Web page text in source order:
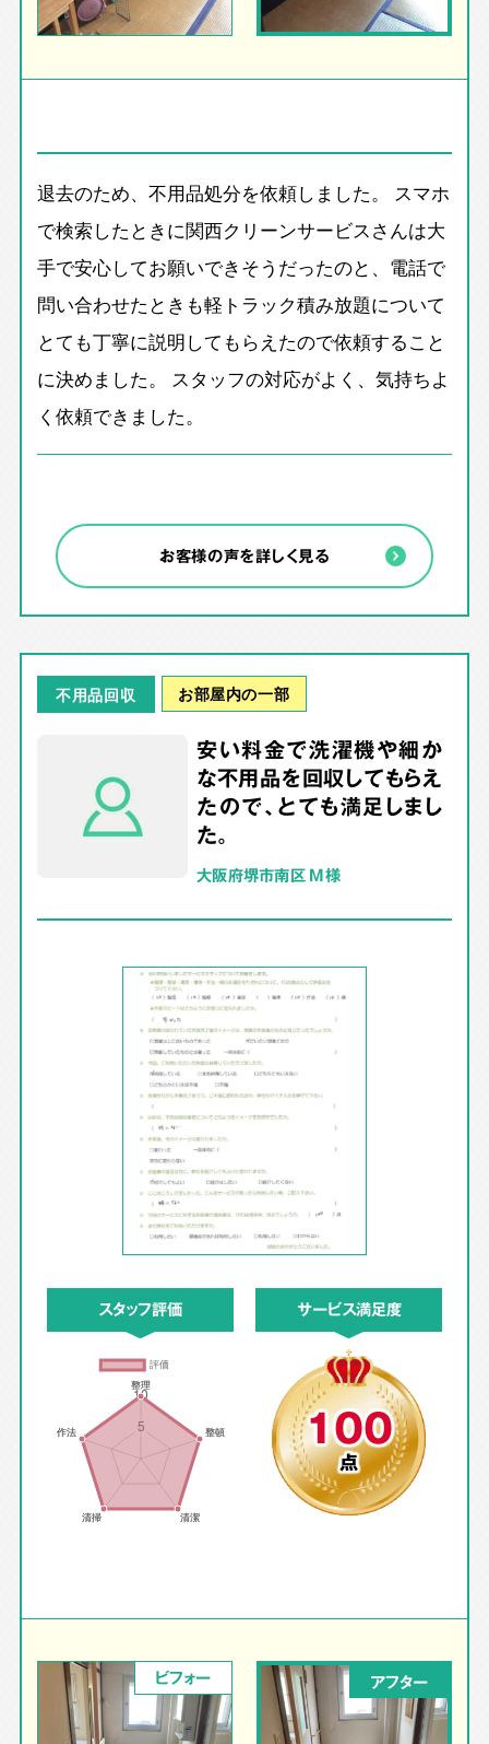
退去のため、不用品処分を依頼しました。 スマホ
で検索したときに関西クリーンサービスさんは大
手で安心してお願いできそうだったのと、電話で
問い合わせたときも軽トラック積み放題について
とても丁寧に説明してもらえたので依頼すること
に決めました。 スタッフの対応がよく、気持ちよ
く依頼できました。
お客様の声を詳しく見る
不用品回収 お部屋内の一部
安い料金で洗濯機や細か
な不用品を回収してもらえ
たので、とても満足しまし
た。
大阪府堺市南区 M様
スタッフ評価 サービス満足度
100
点
ビフォー アフター